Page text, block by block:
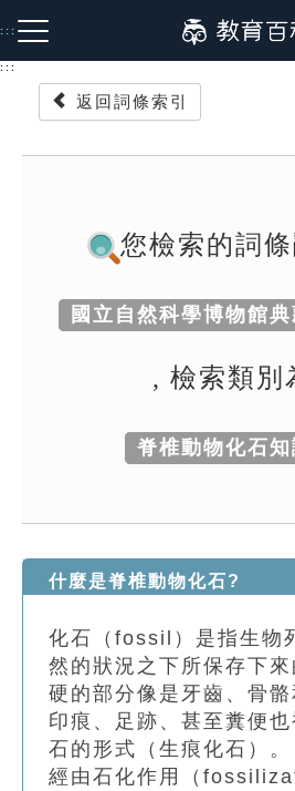
到
主
:::
知識索引
單字索引
生命大百科索引
遊戲專區
教學應用
:::
返回詞條索引
您檢索的詞條
國立自然科學博物館
, 檢索類別
脊椎動物化石
什麼是脊椎動物化石?
化石（fossil）是指生物
然的狀況之下所保存下
硬的部分像是牙齒、骨
印痕、足跡、甚至糞便
石的形式（生痕化石）
經由石化作用（